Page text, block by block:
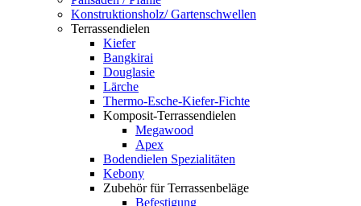
Konstruktionsholz/ Gartenschwellen
Terrassendielen
Kiefer
Bangkirai
Douglasie
Lärche
Thermo-Esche-Kiefer-Fichte
Komposit-Terrassendielen
Megawood
Apex
Bodendielen Spezialitäten
Kebony
Zubehör für Terrassenbeläge
Befestigung